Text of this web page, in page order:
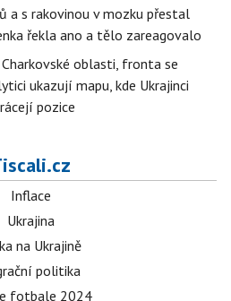
a s rakovinou v mozku přestal
řekla ano a tělo zareagovalo
oblasti, fronta se
ukazují mapu, kde Ukrajinci
pozice
Inflace
Ukrajina
na Ukrajině
politika
fotbale 2024